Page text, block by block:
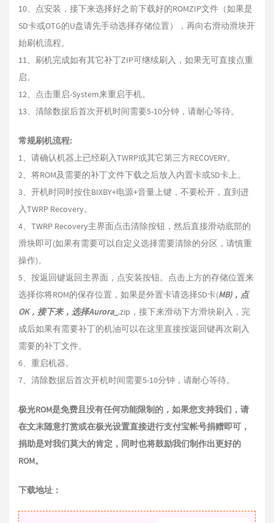
10、点安装，接下来选择好之前下载好的ROMZIP文件（如果是
SD卡或OTG的U盘请先手动选择存储位置），再向右滑动滑块开
始刷机流程。
11、刷机完成如有其它补丁ZIP可继续刷入，如果无可直接点重
启。
12、点击重启-System来重启手机。
13、清除数据后首次开机时间需要5-10分钟，请耐心等待。
常规刷机流程:
1、请确认机器上已经刷入TWRP或其它第三方RECOVERY。
2、将ROM及需要的补丁文件下载之后放入内置卡或SD卡上。
3、开机时同时按住BIXBY+电源+音量上键，不要松开，直到进
入TWRP Recovery。
4、TWRP Recovery主界面点击清除按钮，然后直接滑动底部的
滑块即可(如果有需要可以自定义选择需要清除的分区，请慎重
操作)。
5、按返回键返回主界面，点安装按钮。点击上方的存储位置来
选择你将ROM的保存位置，如果是外置卡请选择SD卡(MB)，点
OK，接下来，选择Aurora_ .zip，接下来滑动下方滑块刷入，完
成后如果有需要补丁的机油可以在这里直接按返回键再次刷入
需要的补丁文件。
6、重启机器。
7、清除数据后首次开机时间需要5-10分钟，请耐心等待。
极光ROM是免费且没有任何功能限制的，如果您支持我们，请
在文末随意打赏或在极光设置直接进行支付宝帐号捐赠即可，
捐助是对我们莫大的肯定，同时也将鼓励我们制作出更好的
ROM。
下载地址：